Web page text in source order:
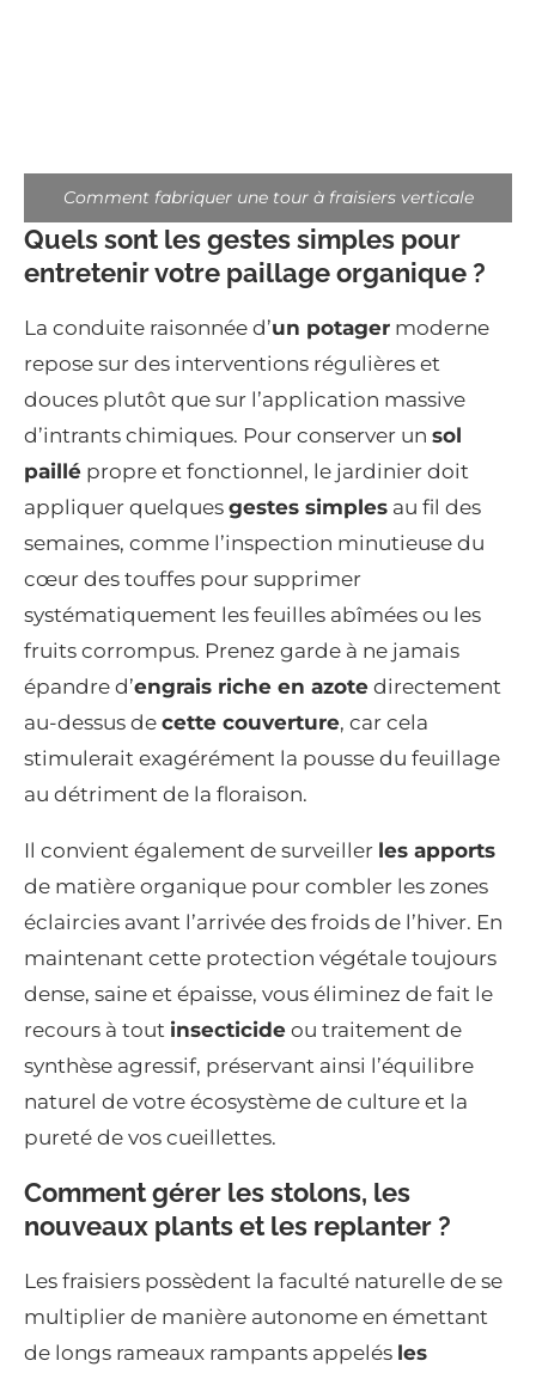
Comment fabriquer une tour à fraisiers verticale
Quels sont les gestes simples pour
entretenir votre paillage organique ?
La conduite raisonnée d’un potager moderne
repose sur des interventions régulières et
douces plutôt que sur l’application massive
d’intrants chimiques. Pour conserver un sol
paillé propre et fonctionnel, le jardinier doit
appliquer quelques gestes simples au fil des
semaines, comme l’inspection minutieuse du
cœur des touffes pour supprimer
systématiquement les feuilles abîmées ou les
fruits corrompus. Prenez garde à ne jamais
épandre d’engrais riche en azote directement
au-dessus de cette couverture, car cela
stimulerait exagérément la pousse du feuillage
au détriment de la floraison.
Il convient également de surveiller les apports
de matière organique pour combler les zones
éclaircies avant l’arrivée des froids de l’hiver. En
maintenant cette protection végétale toujours
dense, saine et épaisse, vous éliminez de fait le
recours à tout insecticide ou traitement de
synthèse agressif, préservant ainsi l’équilibre
naturel de votre écosystème de culture et la
pureté de vos cueillettes.
Comment gérer les stolons, les
nouveaux plants et les replanter ?
Les fraisiers possèdent la faculté naturelle de se
multiplier de manière autonome en émettant
de longs rameaux rampants appelés les